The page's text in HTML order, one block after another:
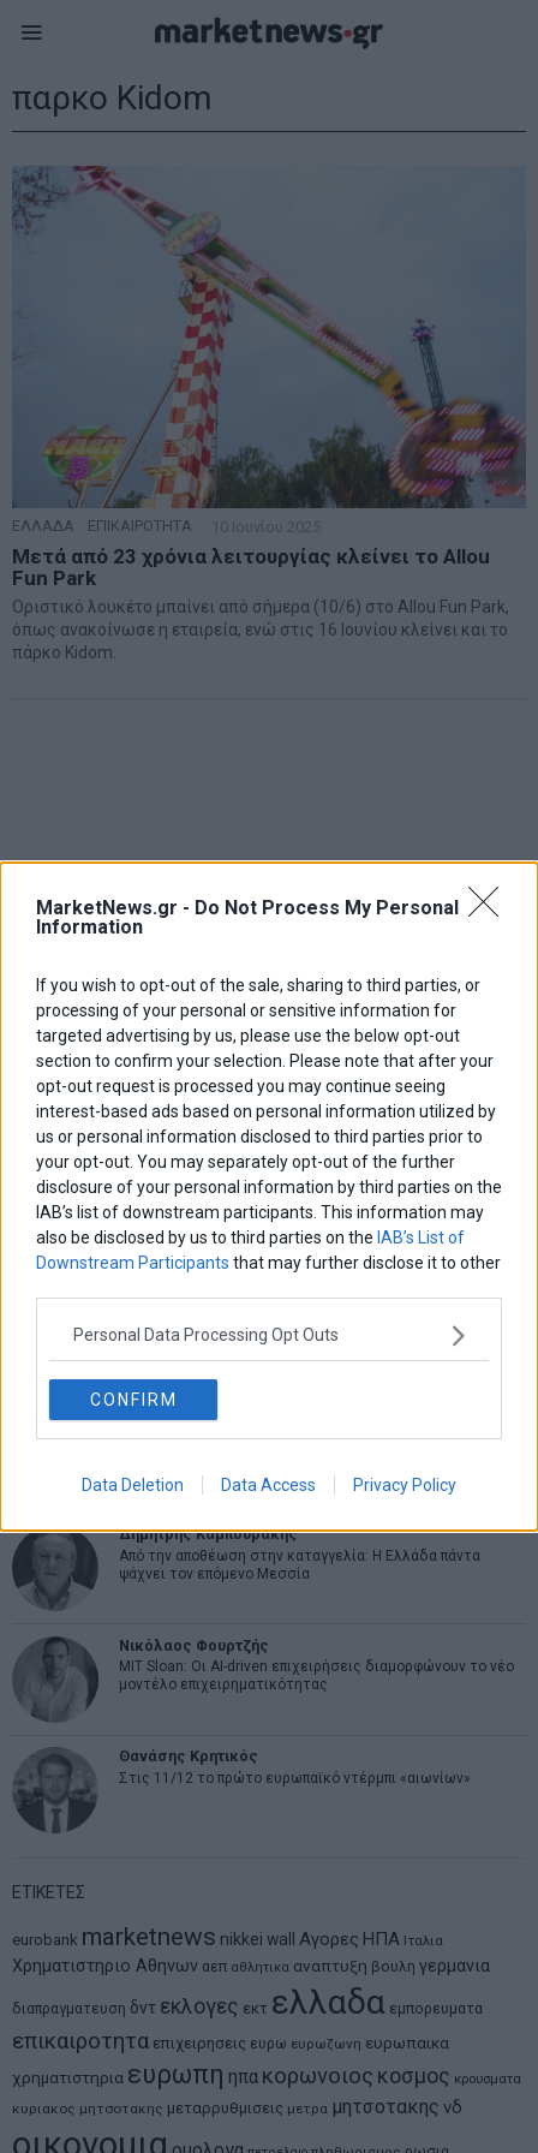
MarketNews.gr - Do Not Process My Personal
Information
If you wish to opt-out of the sale, sharing to third parties, or
processing of your personal or sensitive information for
targeted advertising by us, please use the below opt-out
section to confirm your selection. Please note that after your
opt-out request is processed you may continue seeing
interest-based ads based on personal information utilized by
us or personal information disclosed to third parties prior to
your opt-out. You may separately opt-out of the further
disclosure of your personal information by third parties on the
IAB’s list of downstream participants. This information may
also be disclosed by us to third parties on the IAB’s List of
Downstream Participants that may further disclose it to other
Personal Data Processing Opt Outs
CONFIRM
Data Deletion Data Access Privacy Policy
παρκο Kidom
ΕΛΛΑΔΑ ΕΠΙΚΑΙΡΟΤΗΤΑ 10 Ιουνίου 2025
Μετά από 23 χρόνια λειτουργίας κλείνει το Allou
Fun Park
Οριστικό λουκέτο μπαίνει από σήμερα (10/6) στο Allou Fun Park,
όπως ανακοίνωσε η εταιρεία, ενώ στις 16 Ιουνίου κλείνει και το
πάρκο Kidom.
ΑΡΘΡΟΓΡΑΦΟΙ
Ελευθερία Κούρταλη
Οι «τιμωροί» των ομολόγων επέστρεψαν
Η αληθινή παιδεία ξεκινά από την ψυχή…
Σταματίνα Σταματάκου
Η βία κατά των ζώων δεν αντέχει βολικές ερμηνείες
Δημήτρης Καμπουράκης
Από την αποθέωση στην καταγγελία: Η Ελλάδα πάντα
ψάχνει τον επόμενο Μεσσία
Νικόλαος Φουρτζής
MIT Sloan: Οι AI-driven επιχειρήσεις διαμορφώνουν το νέο
μοντέλο επιχειρηματικότητας
Θανάσης Κρητικός
Στις 11/12 το πρώτο ευρωπαϊκό ντέρμπι «αιωνίων»
ΕΤΙΚΕΤΕΣ
eurobank marketnews nikkei wall Αγορες ΗΠΑ Ιταλια
Χρηματιστηριο Αθηνων αεπ αθλητικα αναπτυξη βουλη γερμανια
διαπραγματευση δντ εκλογες εκτ ελλαδα εμπορευματα
επικαιροτητα επιχειρησεις ευρω ευρωζωνη ευρωπαικα
χρηματιστηρια ευρωπη ηπα κορωνοιος κοσμος κρουσματα
κυριακος μητσοτακης μεταρρυθμισεις μετρα μητσοτακης νδ